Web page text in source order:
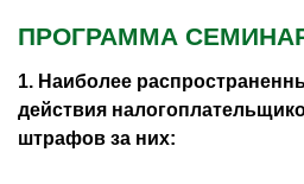
ПРОГРАММА
1. Наиболее
действия
штрафов за них: